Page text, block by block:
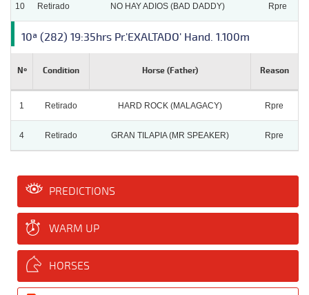
10 Retirado NO HAY ADIOS (BAD DADDY) Rpre
10ª (282) 19:35hrs Pr.'EXALTADO' Hand. 1.100m
Nº Condition Horse (Father) Reason
1 Retirado HARD ROCK (MALAGACY) Rpre
4 Retirado GRAN TILAPIA (MR SPEAKER) Rpre
PREDICTIONS
WARM UP
HORSES